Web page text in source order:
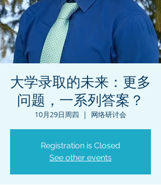
大学录取的未来：更多
问题，一系列答案？
10月29日周四
  |
网络研讨会
Registration is Closed
See other events